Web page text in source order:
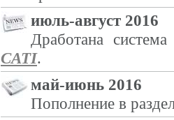
июль-август 2016
Дработана
CATI.
май-июнь 2016
Пополнение в